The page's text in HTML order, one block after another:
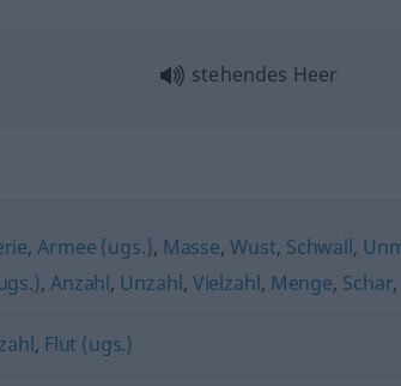
stehendes Heer
,Armee (ugs.), Masse,Wust, Schwall,
,Anzahl, Unzahl, Vielzahl, Menge, Schar,
, Flut (ugs.)